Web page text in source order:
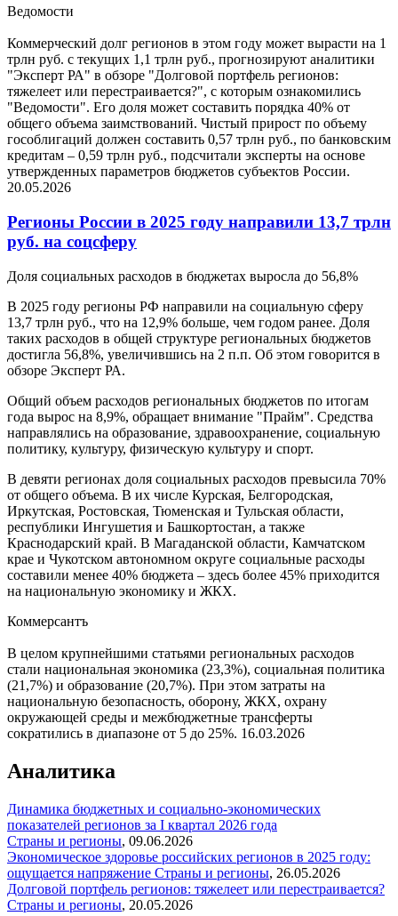
Ведомости
Коммерческий долг регионов в этом году может вырасти на 1
трлн руб. с текущих 1,1 трлн руб., прогнозируют аналитики
"Эксперт РА" в обзоре "Долговой портфель регионов:
тяжелеет или перестраивается?", с которым ознакомились
"Ведомости". Его доля может составить порядка 40% от
общего объема заимствований. Чистый прирост по объему
гособлигаций должен составить 0,57 трлн руб., по банковским
кредитам – 0,59 трлн руб., подсчитали эксперты на основе
утвержденных параметров бюджетов субъектов России.
20.05.2026
Регионы России в 2025 году направили 13,7 трлн
руб. на соцсферу
Доля социальных расходов в бюджетах выросла до 56,8%
В 2025 году регионы РФ направили на социальную сферу
13,7 трлн руб., что на 12,9% больше, чем годом ранее. Доля
таких расходов в общей структуре региональных бюджетов
достигла 56,8%, увеличившись на 2 п.п. Об этом говорится в
обзоре Эксперт РА.
Общий объем расходов региональных бюджетов по итогам
года вырос на 8,9%, обращает внимание "Прайм". Средства
направлялись на образование, здравоохранение, социальную
политику, культуру, физическую культуру и спорт.
В девяти регионах доля социальных расходов превысила 70%
от общего объема. В их числе Курская, Белгородская,
Иркутская, Ростовская, Тюменская и Тульская области,
республики Ингушетия и Башкортостан, а также
Краснодарский край. В Магаданской области, Камчатском
крае и Чукотском автономном округе социальные расходы
составили менее 40% бюджета – здесь более 45% приходится
на национальную экономику и ЖКХ.
Коммерсантъ
В целом крупнейшими статьями региональных расходов
стали национальная экономика (23,3%), социальная политика
(21,7%) и образование (20,7%). При этом затраты на
национальную безопасность, оборону, ЖКХ, охрану
окружающей среды и межбюджетные трансферты
сократились в диапазоне от 5 до 25%. 16.03.2026
Аналитика
Динамика бюджетных и социально-экономических
показателей регионов за I квартал 2026 года
Страны и регионы, 09.06.2026
Экономическое здоровье российских регионов в 2025 году:
ощущается напряжение Страны и регионы, 26.05.2026
Долговой портфель регионов: тяжелеет или перестраивается?
Страны и регионы, 20.05.2026